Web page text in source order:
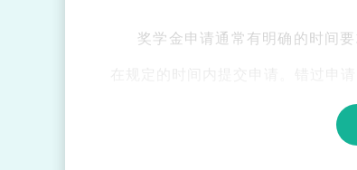
奖学金申请通常有明确的时间